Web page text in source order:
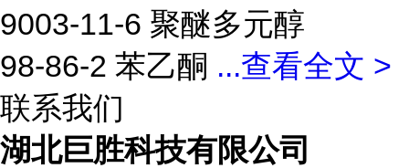
9003-11-6 聚醚多元醇
98-86-2 苯乙酮 ...查看全文 >
联系我们
湖北巨胜科技有限公司